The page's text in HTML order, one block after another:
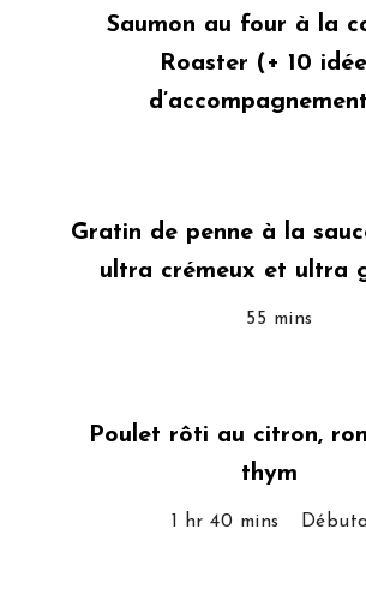
Saumon au four à la
Roaster (+ 10
Gratin de penne à la
ultra crémeux et ultra
55 mins
Poulet rôti au citron,
thym
1 hr 40 mins